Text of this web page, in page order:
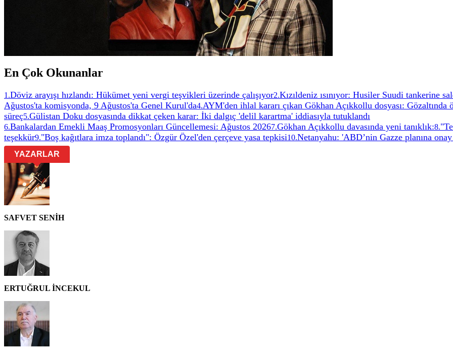
En Çok Okunanlar
1 .Döviz arayışı hızlandı: Hükümet yeni vergi teşvikleri üzerinde çalışıyor2.Kızıldeniz ısınıyor: Husiler Suudi tankerine
Ağustos'ta komisyonda, 9 Ağustos'ta Genel Kurul'da4.AYM'den ihlal kararı çıkan Gökhan Açıkkollu dosyası:
süreç5.Gülistan Doku dosyasında dikkat çeken karar: İki dalgıç 'delil karartma' iddiasıyla tutuklandı
6.Bankalardan Emekli Maaş Promosyonları Güncellemesi: Ağustos 20267.Gökhan Açıkkollu davasında yeni tanıklık:8.
teşekkür9."Boş kağıtlara imza toplandı": Özgür Özel'den çerçeve yasa tepkisi10.Netanyahu: 'ABD’nin Gazze planına
YAZARLAR
SAFVET SENİH
ERTUĞRUL İNCEKUL